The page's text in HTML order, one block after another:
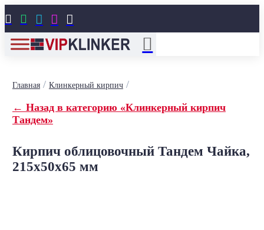
    
Главная/ Клинкерный кирпич/
← Назад в категорию «Клинкерный кирпич
Тандем»
Кирпич облицовочный Тандем Чайка,
215x50x65 мм